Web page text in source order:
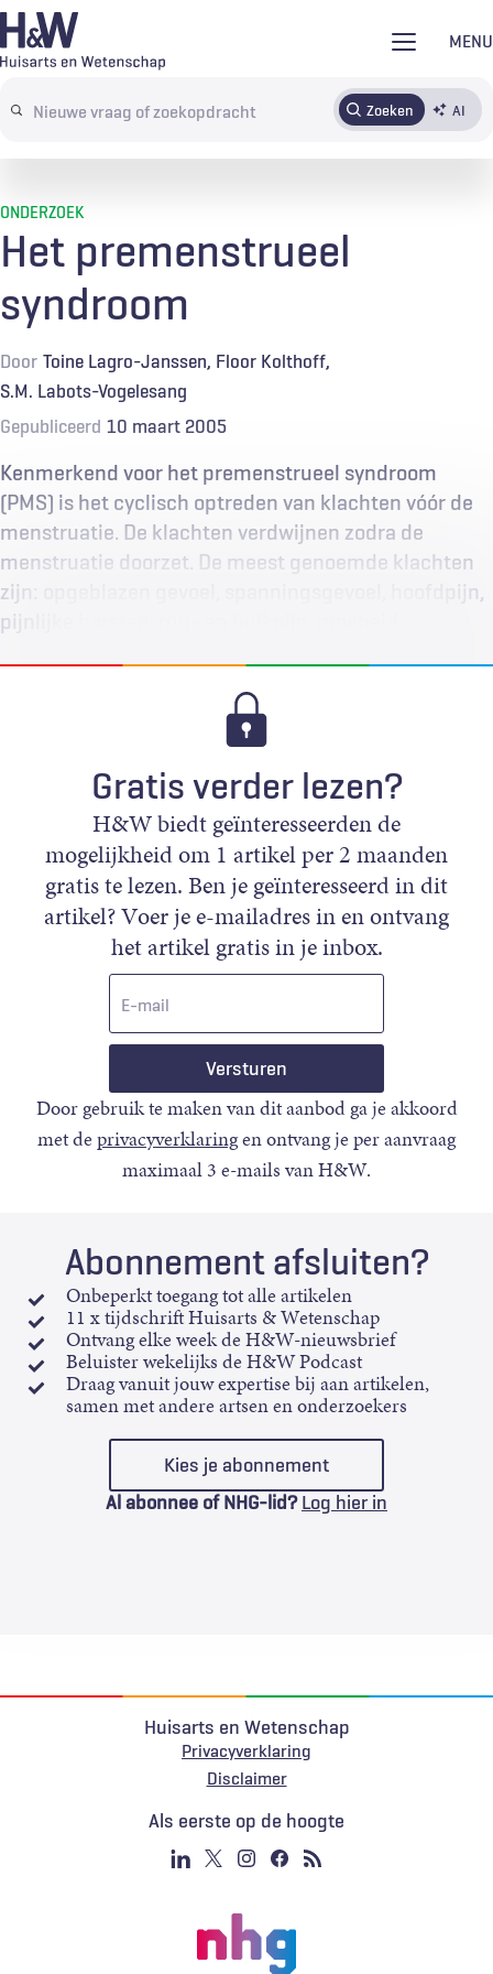
Overslaan
en
de
MENU
Search
terms
Zoeken AI
AbonnerenTijdschrift Inloggen
ONDERZOEK
Het premenstrueel
syndroom
Door Toine Lagro-Janssen Floor Kolthoff
S.M. Labots-Vogelesang
Gepubliceerd 10 maart 2005
Kenmerkend voor het premenstrueel syndroom
(PMS) is het cyclisch optreden van klachten vóór de
menstruatie. De klachten verdwijnen zodra de
menstruatie doorzet. De meest genoemde klachten
zijn: opgeblazen gevoel, spanningsgevoel, hoofdpijn,
pijnlijke borsten, rug- en buikpijn, moeheid,…
Gratis verder lezen?
H&W biedt geïnteresseerden de
mogelijkheid om 1 artikel per 2 maanden
gratis te lezen. Ben je geïnteresseerd in dit
artikel? Voer je e-mailadres in en ontvang
het artikel gratis in je inbox.
Door gebruik te maken van dit aanbod ga je akkoord
met deprivacyverklaringen ontvang je per aanvraag
maximaal 3 e-mails van H&W.
Abonnement afsluiten?
Onbeperkt toegang tot alle artikelen
11 x tijdschrift Huisarts & Wetenschap
Ontvang elke week de H&W-nieuwsbrief
Beluister wekelijks de H&W Podcast
Draag vanuit jouw expertise bij aan artikelen,
samen met andere artsen en onderzoekers
Kies je abonnement
Al abonnee of NHG-lid? Log hier in
Huisarts en Wetenschap
Privacyverklaring
Voet
Disclaimer
Als eerste op de hoogte